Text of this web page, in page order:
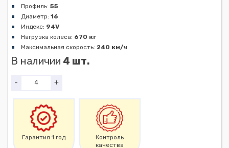
Профиль: 55
Диаметр: 16
Индекс: 94V
Нагрузка колеса: 670 кг
Максимальная скорость: 240 км/ч
В наличии 4 шт.
- +
Гарантия 1 год
Контроль
качества